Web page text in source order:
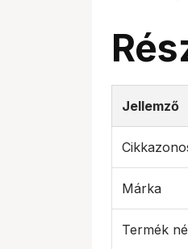
Jellemző
Márka
Termék